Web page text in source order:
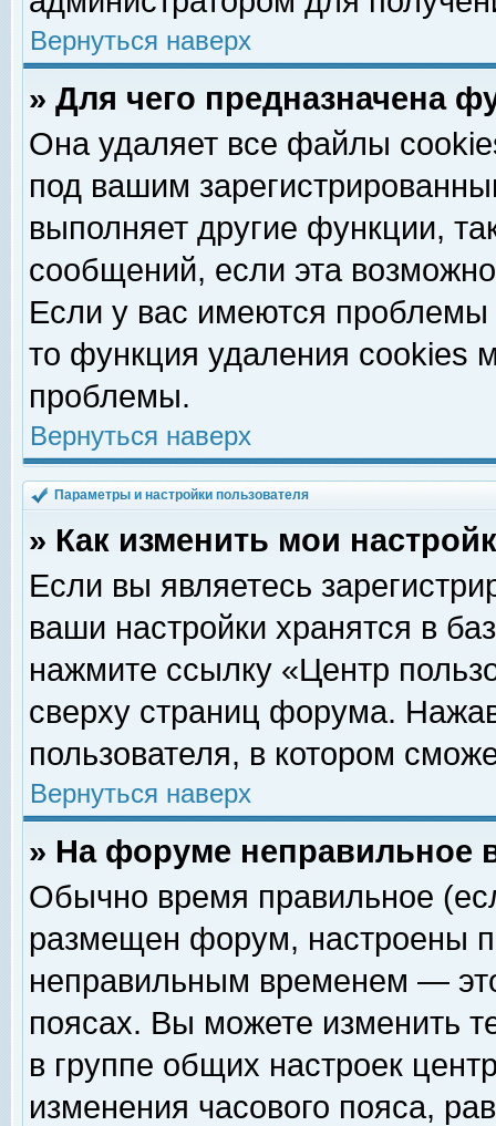
Вернуться наверх
» Для чего предназначена
Она удаляет все файлы
под вашим
выполняет другие функции,
сообщений, если эта
Если у вас имеются
то функция удаления cookies
проблемы.
Вернуться наверх
Параметры и настройки пользователя
» Как изменить мои
Если вы являетесь
ваши настройки хранятся в
нажмите ссылку «Центр
сверху страниц форума.
пользователя, в котором
Вернуться наверх
» На форуме неправильное
Обычно время правильное
размещен форум, настроены
неправильным временем —
поясах. Вы можете изменить
в группе общих настроек
изменения часового пояса,